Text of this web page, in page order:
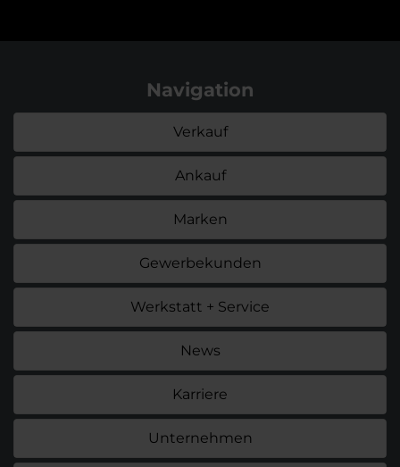
Navigation
Verkauf
Ankauf
Marken
Gewerbekunden
Werkstatt + Service
News
Karriere
Unternehmen